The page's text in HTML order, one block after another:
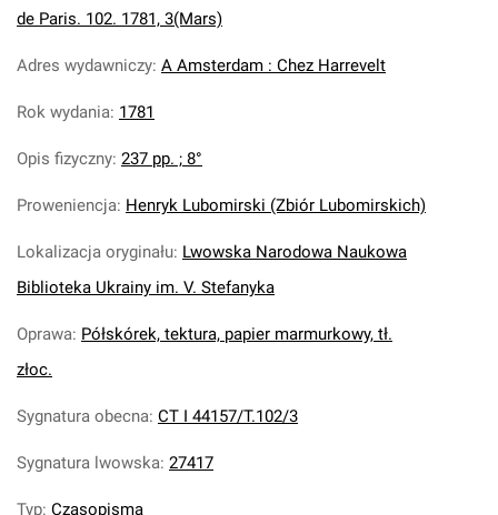
de Paris. 102. 1781, 3(Mars)
Adres wydawniczy: A Amsterdam : Chez Harrevelt
Rok wydania: 1781
Opis fizyczny: 237 pp. ; 8°
Proweniencja: Henryk Lubomirski (Zbiór Lubomirskich)
Lokalizacja oryginału: Lwowska Narodowa Naukowa
Biblioteka Ukrainy im. V. Stefanyka
Oprawa: Półskórek, tektura, papier marmurkowy, tł.
złoc.
Sygnatura obecna: CT I 44157/T.102/3
Sygnatura lwowska: 27417
Typ: Czasopisma